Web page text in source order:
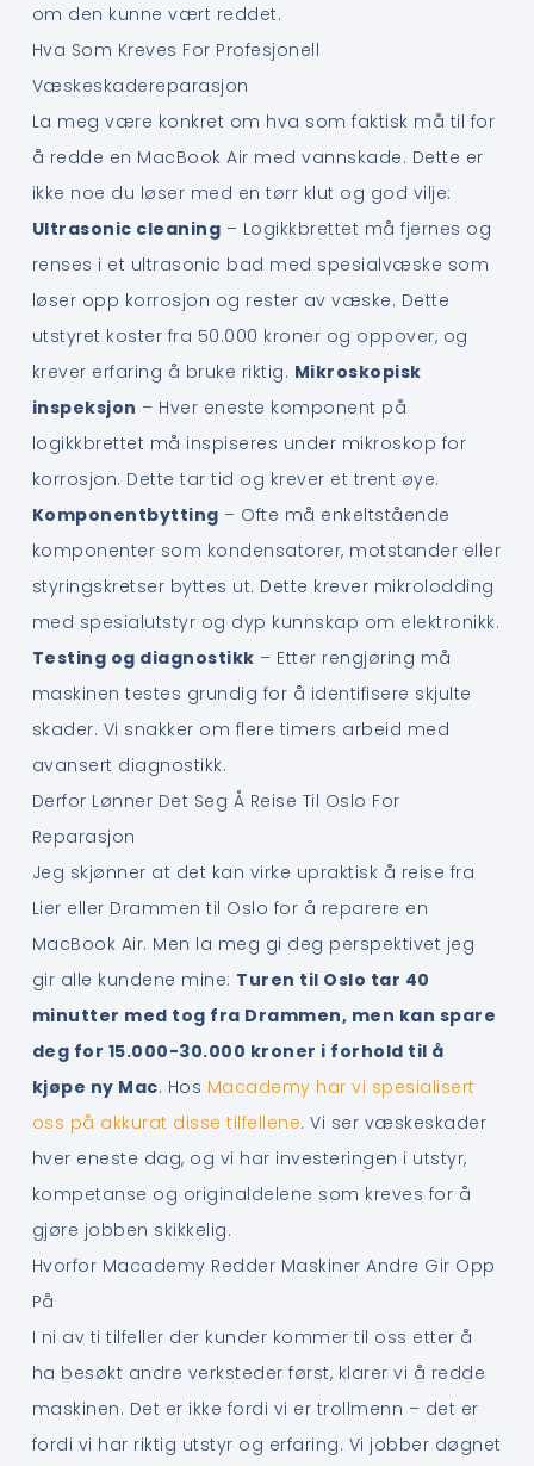
om den kunne vært reddet.
Hva Som Kreves For Profesjonell
Væskeskadereparasjon
La meg være konkret om hva som faktisk må til for
å redde en MacBook Air med vannskade. Dette er
ikke noe du løser med en tørr klut og god vilje:
Ultrasonic cleaning – Logikkbrettet må fjernes og
renses i et ultrasonic bad med spesialvæske som
løser opp korrosjon og rester av væske. Dette
utstyret koster fra 50.000 kroner og oppover, og
krever erfaring å bruke riktig. Mikroskopisk
inspeksjon – Hver eneste komponent på
logikkbrettet må inspiseres under mikroskop for
korrosjon. Dette tar tid og krever et trent øye.
Komponentbytting – Ofte må enkeltstående
komponenter som kondensatorer, motstander eller
styringskretser byttes ut. Dette krever mikrolodding
med spesialutstyr og dyp kunnskap om elektronikk.
Testing og diagnostikk – Etter rengjøring må
maskinen testes grundig for å identifisere skjulte
skader. Vi snakker om flere timers arbeid med
avansert diagnostikk.
Derfor Lønner Det Seg Å Reise Til Oslo For
Reparasjon
Jeg skjønner at det kan virke upraktisk å reise fra
Lier eller Drammen til Oslo for å reparere en
MacBook Air. Men la meg gi deg perspektivet jeg
gir alle kundene mine: Turen til Oslo tar 40
minutter med tog fra Drammen, men kan spare
deg for 15.000-30.000 kroner i forhold til å
kjøpe ny Mac. Hos Macademy har vi spesialisert
oss på akkurat disse tilfellene. Vi ser væskeskader
hver eneste dag, og vi har investeringen i utstyr,
kompetanse og originaldelene som kreves for å
gjøre jobben skikkelig.
Hvorfor Macademy Redder Maskiner Andre Gir Opp
På
I ni av ti tilfeller der kunder kommer til oss etter å
ha besøkt andre verksteder først, klarer vi å redde
maskinen. Det er ikke fordi vi er trollmenn – det er
fordi vi har riktig utstyr og erfaring. Vi jobber døgnet